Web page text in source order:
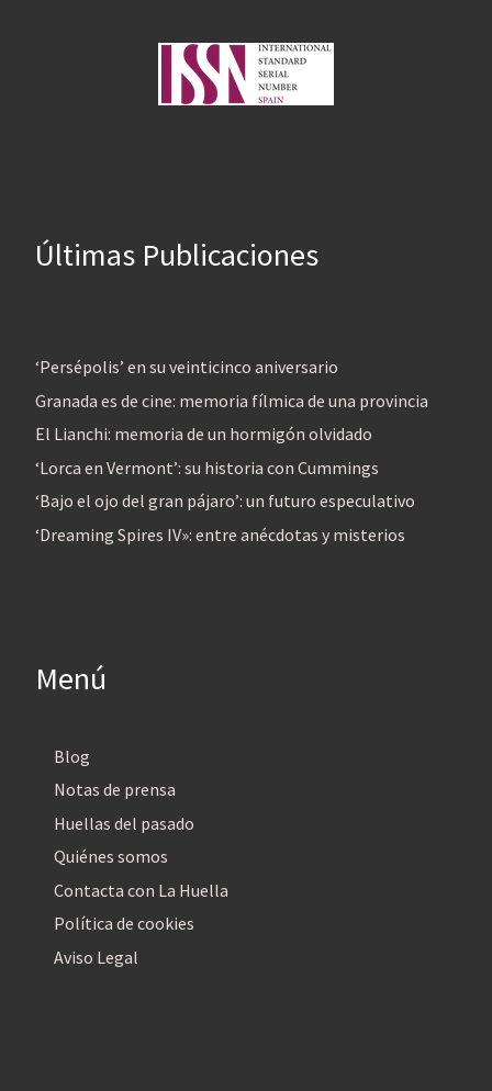
Últimas Publicaciones
‘Persépolis’ en su veinticinco aniversario
Granada es de cine: memoria fílmica de una provincia
El Lianchi: memoria de un hormigón olvidado
‘Lorca en Vermont’: su historia con Cummings
‘Bajo el ojo del gran pájaro’: un futuro especulativo
‘Dreaming Spires IV»: entre anécdotas y misterios
Menú
Blog
Notas de prensa
Huellas del pasado
Quiénes somos
Contacta con La Huella
Política de cookies
Aviso Legal